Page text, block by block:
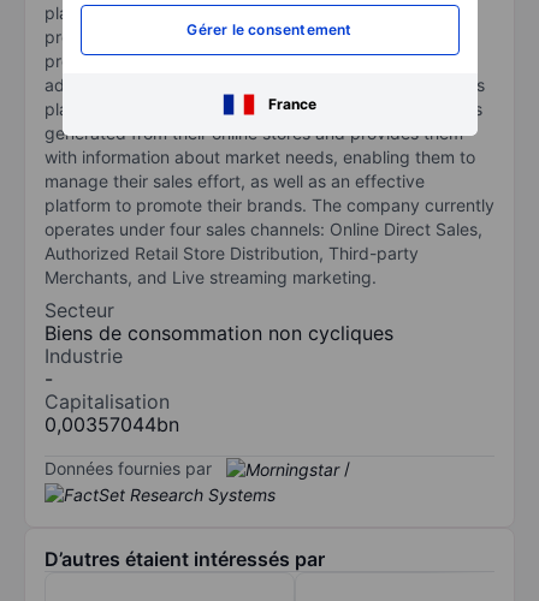
Gérer le consentement
France
platform in China. The company offers its branded
products to customers and also sells and distributes
products from other companies on its platform. In
addition, it allows third parties to open their stores on its
platform for a service fee based on their sales revenues
generated from their online stores and provides them
with information about market needs, enabling them to
manage their sales effort, as well as an effective
platform to promote their brands. The company currently
operates under four sales channels: Online Direct Sales,
Authorized Retail Store Distribution, Third-party
Merchants, and Live streaming marketing.
Secteur
Biens de consommation non cycliques
Industrie
-
Capitalisation
0,00357044bn
Données fournies par /
D’autres étaient intéressés par